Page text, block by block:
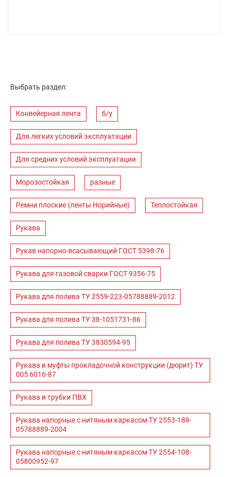
Выбрать раздел:
Конвейерная лента б/у
Для легких условий эксплуатации
Для средних условий эксплуатации
Морозостойкая разные
Ремни плоские (ленты Норийные) Теплостойкая
Рукава
Рукав напорно-всасывающий ГОСТ 5398-76
Рукава для газовой сварки ГОСТ 9356-75
Рукава для полива ТУ 2559-223-05788889-2012
Рукава для полива ТУ 38-1051731-86
Рукава для полива ТУ 3830594-95
Рукава и муфты прокладочной конструкции (дюрит) ТУ
005 6016-87
Рукава и трубки ПВХ
Рукава напорные с нитяным каркасом ТУ 2553-189-
05788889-2004
Рукава напорные с нитяным каркасом ТУ 2554-108-
05800952-97